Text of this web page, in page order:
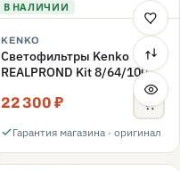
В НАЛИЧИИ
KENKO
Светофильтры Kenko
REALPROND Kit 8/64/1000
22 300 ₽
Гарантия магазина · оригинал